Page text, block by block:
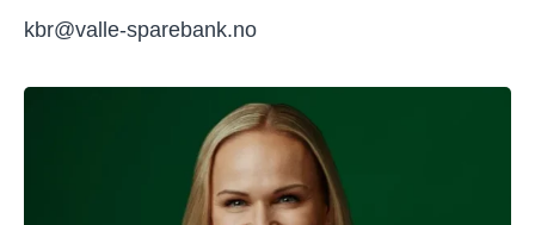
kbr@valle-sparebank.no